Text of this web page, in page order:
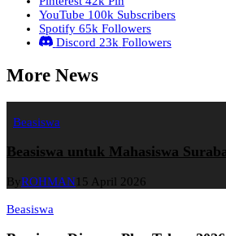
YouTube 100k Subscribers
Spotify 65k Followers
Discord 23k Followers
More News
Beasiswa
Beasiswa untuk Mahasiswa
ByROHMAN15 April 2026
Beasiswa